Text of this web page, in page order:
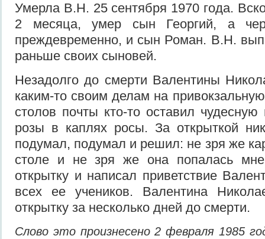
Умерла В.Н. 25 сентября 1970 года.
2 месяца, умер сын Георгий, а
преждевременно, и сын Роман. В.Н.
раньше своих сыновей.
Незадолго до смерти Валентины
каким-то своим делам на
столов почты кто-то оставил чудесную
розы в каплях росы. За открыткой
подумал, подумал и решил: не зря же
столе и не зря же она попалась
открытку и написал приветствие
всех ее учеников. Валентина
открытку за несколько дней до смерти.
Слово это произнесено 2 февраля 1985